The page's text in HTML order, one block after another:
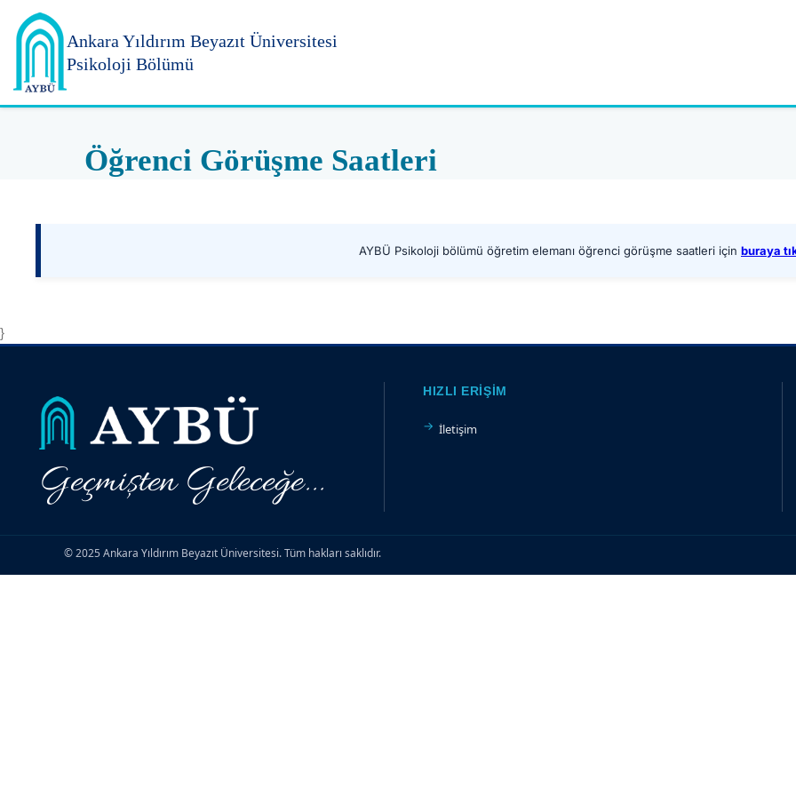
Ankara Yıldırım Beyazıt Üniversitesi
Psikoloji Bölümü
Öğrenci Görüşme Saatleri
AYBÜ Psikoloji bölümü öğretim elemanı öğrenci görüşme saatleri için buraya
}
Geçmişten Geleceğe...
HIZLI ERIŞIM
İletişim
© 2025 Ankara Yıldırım Beyazıt Üniversitesi. Tüm hakları saklıdır.